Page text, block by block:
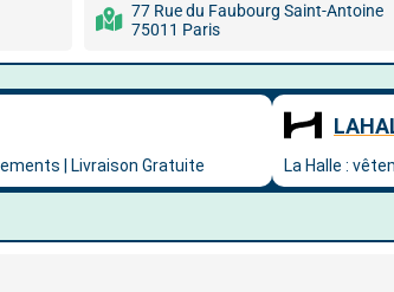
77 Rue du Faubourg Saint-Antoine
75011 Paris